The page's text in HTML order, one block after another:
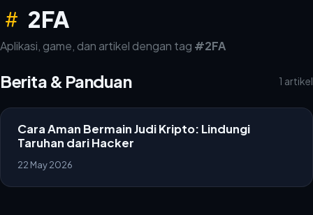
2FA
Aplikasi, game, dan artikel dengan tag #2FA
Berita & Panduan 1 artikel
Cara Aman Bermain Judi Kripto: Lindungi
Taruhan dari Hacker
22 May 2026